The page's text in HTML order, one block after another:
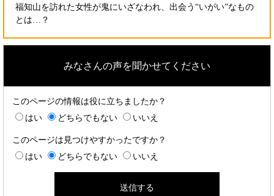
福知山を訪れた女性が鬼にいざなわれ、出会う“いがい”なもの
とは…？
みなさんの声を聞かせてください
このページの情報は役に立ちましたか？
はい
どちらでもない いいえ
このページは見つけやすかったですか？
はい
どちらでもない いいえ